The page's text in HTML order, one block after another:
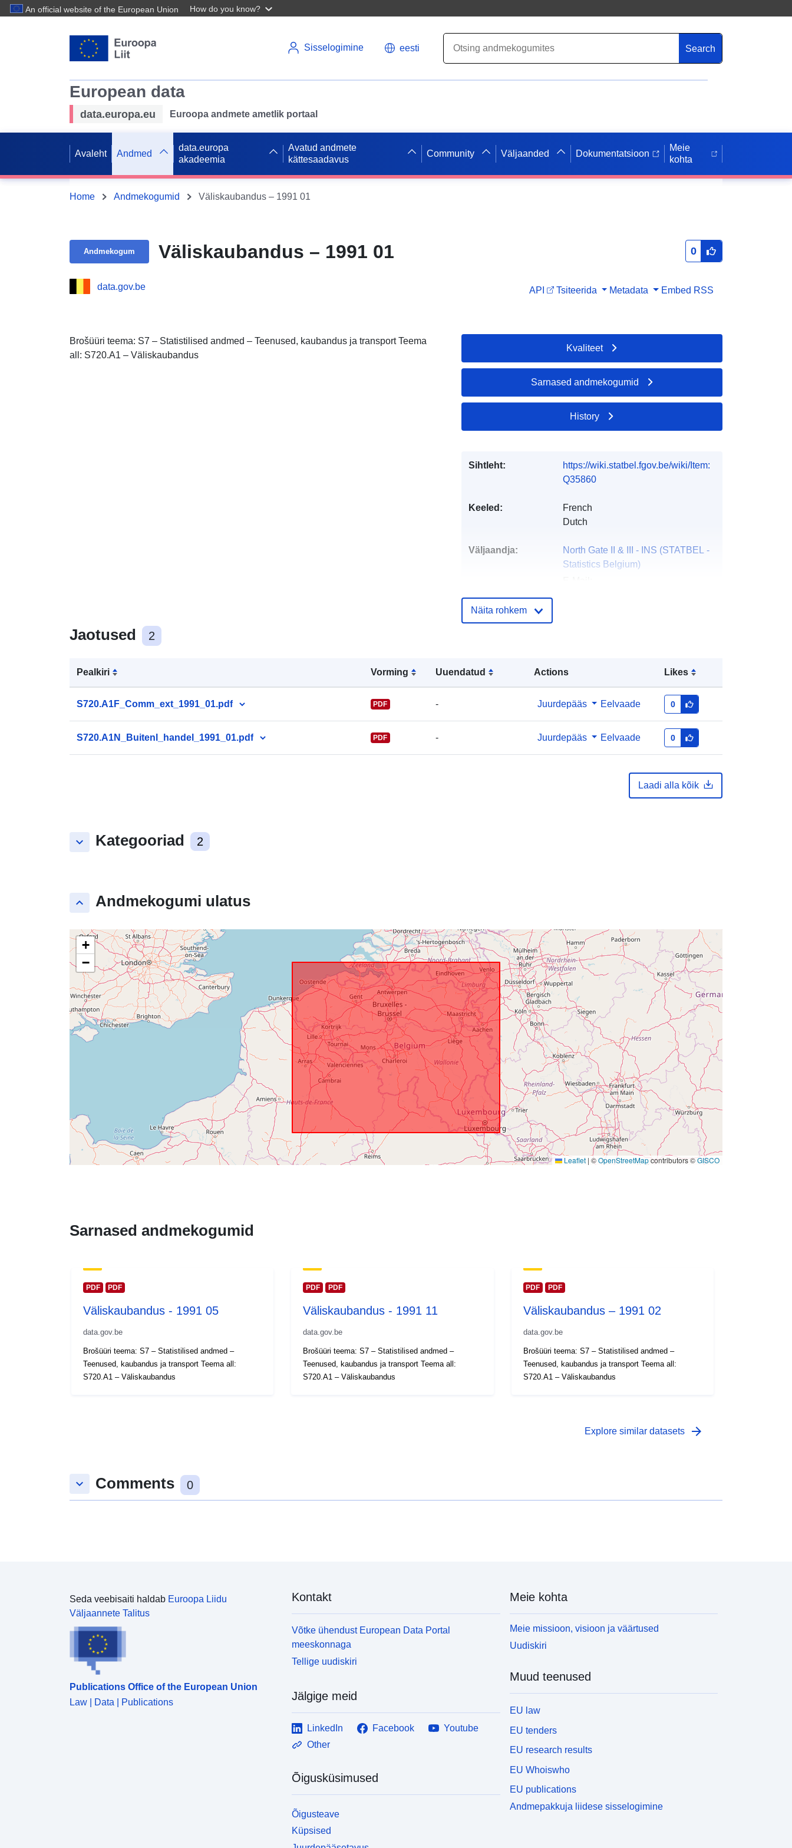
An official website of the European Union How do you know?
Sisselogimine eesti Search
European data
data.europa.eu Euroopa andmete ametlik portaal
Avaleht Andmed
data.europa
akadeemia
Avatud andmete
kättesaadavus
Community Väljaanded Dokumentatsioon
Meie
kohta
Home Andmekogumid Väliskaubandus – 1991 01
Andmekogum Väliskaubandus – 1991 01 0
data.gov.be API Tsiteerida Metadata Embed RSS
Brošüüri teema: S7 – Statistilised andmed – Teenused, kaubandus ja transport Teema
all: S720.A1 – Väliskaubandus
Jaotused 2
Pealkiri Vorming Uuendatud Actions Likes
S720.A1F_Comm_ext_1991_01.pdf PDF - Juurdepääs Eelvaade 0
S720.A1N_Buitenl_handel_1991_01.pdf PDF - Juurdepääs Eelvaade 0
Laadi alla kõik
keyboard_arrow_down Kategooriad 2
keyboard_arrow_up Andmekogumi ulatus
+
−
Leaflet | ©OpenStreetMapcontributors ©GISCO
Kvaliteet
Sarnased andmekogumid
History
Sihtleht:
https://wiki.statbel.fgov.be/wiki/Item:
Q35860
Keeled:
French
Dutch
Väljaandja:
North Gate II & III - INS (STATBEL -
Statistics Belgium)
E-Mail:
mailto:statbel@economie.fgov.be
URL: https://statbel.fgov.be/de
https://statbel.fgov.be/nl
https://statbel.fgov.be/en
Lisatud andmetele.europa.eu: 29 April
Identifikaatorid: Q35860#ID
uriRef:
http://data.europa.eu/88u/dataset/q3
5860-id
Juurdepääsuõigu
sed:
public
Ajaline katvus:
01 January 1991
- 31 December 1991
Näita rohkem
Sarnased andmekogumid
PDF PDF
Väliskaubandus - 1991 05
data.gov.be
Brošüüri teema: S7 – Statistilised andmed –
Teenused, kaubandus ja transport Teema all:
S720.A1 – Väliskaubandus
PDF PDF
Väliskaubandus - 1991 11
data.gov.be
Brošüüri teema: S7 – Statistilised andmed –
Teenused, kaubandus ja transport Teema all:
S720.A1 – Väliskaubandus
PDF PDF
Väliskaubandus – 1991 02
data.gov.be
Brošüüri teema: S7 – Statistilised andmed –
Teenused, kaubandus ja transport Teema all:
S720.A1 – Väliskaubandus
Explore similar datasets arrow_forward
keyboard_arrow_down Comments 0
Seda veebisaiti haldab Euroopa Liidu
Väljaannete Talitus
Publications Office of the European Union
Law | Data | Publications
Kontakt
Võtke ühendust European Data Portal
meeskonnaga
Tellige uudiskiri
Jälgige meid
LinkedIn Facebook
Youtube
Other
Õigusküsimused
Õigusteave
Küpsised
Meie kohta
Meie missioon, visioon ja väärtused
Uudiskiri
Muud teenused
EU law
EU tenders
EU research results
EU Whoiswho
EU publications
Andmepakkuja liidese sisselogimine